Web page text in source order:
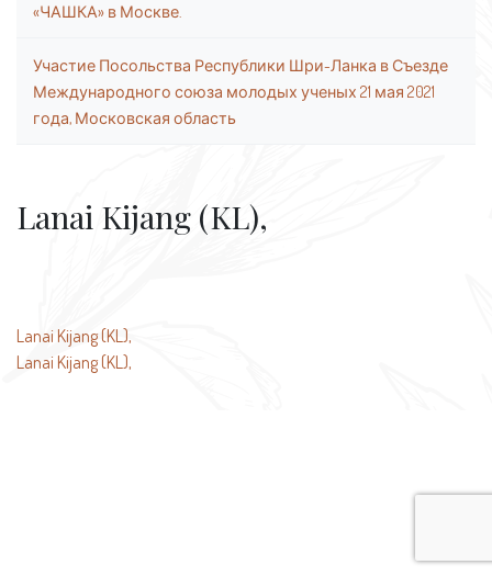
«ЧАШКА» в Москве.
Участие Посольства Республики Шри-Ланка в Съезде
Международного союза молодых ученых 21 мая 2021
года, Московская область
Lanai Kijang (KL),
Навигация
по
Lanai Kijang (KL),
Lanai Kijang (KL),